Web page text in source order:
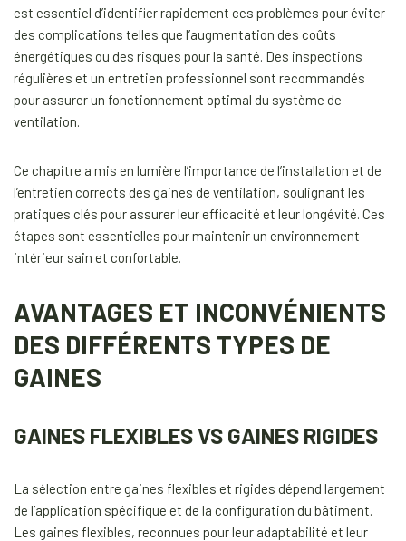
est essentiel d’identifier rapidement ces problèmes pour éviter
des complications telles que l’augmentation des coûts
énergétiques ou des risques pour la santé. Des inspections
régulières et un entretien professionnel sont recommandés
pour assurer un fonctionnement optimal du système de
ventilation.
Ce chapitre a mis en lumière l’importance de l’installation et de
l’entretien corrects des gaines de ventilation, soulignant les
pratiques clés pour assurer leur efficacité et leur longévité. Ces
étapes sont essentielles pour maintenir un environnement
intérieur sain et confortable.
AVANTAGES ET INCONVÉNIENTS
DES DIFFÉRENTS TYPES DE
GAINES
GAINES FLEXIBLES VS GAINES RIGIDES
La sélection entre gaines flexibles et rigides dépend largement
de l’application spécifique et de la configuration du bâtiment.
Les gaines flexibles, reconnues pour leur adaptabilité et leur